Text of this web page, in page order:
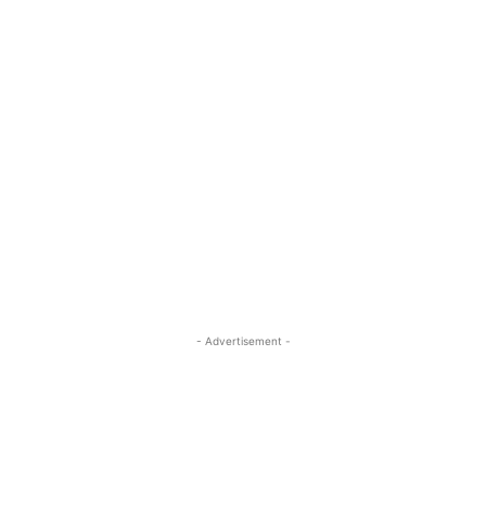
- Advertisement -